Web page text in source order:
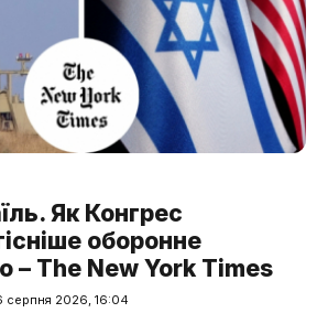
Як Конгрес
оборонне
– The New York Times
серпня 2026, 16:04